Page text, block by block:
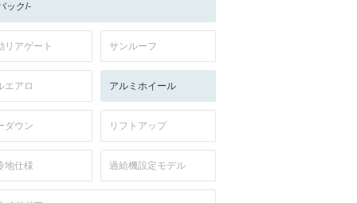
ック/-
リアゲート サンルーフ
エアロ アルミホイール
ダウン リフトアップ
地仕様 過給機設定モデル